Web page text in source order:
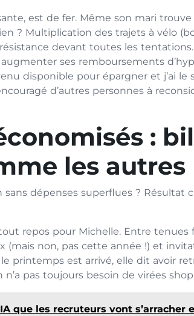
est de fer. Même son mari
? Multiplication des trajets à vélo
devant toutes les
ses remboursements
disponible pour épargner et j’ai
d’autres personnes à
:
les autres
sans dépenses superflues ? Résultat
repos pour Michelle. Entre tenues
non, pas cette année !) et
printemps est arrivé, elle dit avoir
n’a pas toujours besoin de virées
que les recruteurs vont s’arracher